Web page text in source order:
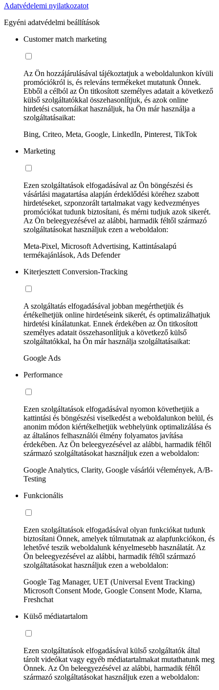
Adatvédelemi nyilatkozatot
Egyéni adatvédelmi beállítások
Customer match marketing
Az Ön hozzájárulásával tájékoztatjuk a weboldalunkon kívüli
promóciókról is, és releváns termékeket mutatunk Önnek.
Ebből a célból az Ön titkosított személyes adatait a következő
külső szolgáltatókkal összehasonlítjuk, és azok online
hirdetési csatornáikat használjuk, ha Ön már használja a
szolgáltatásaikat:
Bing, Criteo, Meta, Google, LinkedIn, Pinterest, TikTok
Marketing
Ezen szolgáltatások elfogadásával az Ön böngészési és
vásárlási magatartása alapján érdeklődési köréhez szabott
hirdetéseket, szponzorált tartalmakat vagy kedvezményes
promóciókat tudunk biztosítani, és mérni tudjuk azok sikerét.
Az Ön beleegyezésével az alábbi, harmadik féltől származó
szolgáltatásokat használjuk ezen a weboldalon:
Meta-Pixel, Microsoft Advertising, Kattintásalapú
termékajánlások, Ads Defender
Kiterjesztett Conversion-Tracking
A szolgáltatás elfogadásával jobban megérthetjük és
értékelhetjük online hirdetéseink sikerét, és optimalizálhatjuk
hirdetési kínálatunkat. Ennek érdekében az Ön titkosított
személyes adatait összehasonlítjuk a következő külső
szolgáltatókkal, ha Ön már használja szolgáltatásaikat:
Google Ads
Performance
Ezen szolgáltatások elfogadásával nyomon követhetjük a
kattintási és böngészési viselkedést a weboldalunkon belül, és
anonim módon kiértékelhetjük webhelyünk optimalizálása és
az általános felhasználói élmény folyamatos javítása
érdekében. Az Ön beleegyezésével az alábbi, harmadik féltől
származó szolgáltatásokat használjuk ezen a weboldalon:
Google Analytics, Clarity, Google vásárlói vélemények, A/B-
Testing
Funkcionális
Ezen szolgáltatások elfogadásával olyan funkciókat tudunk
biztosítani Önnek, amelyek túlmutatnak az alapfunkciókon, és
lehetővé teszik weboldalunk kényelmesebb használatát. Az
Ön beleegyezésével az alábbi, harmadik féltől származó
szolgáltatásokat használjuk ezen a weboldalon:
Google Tag Manager, UET (Universal Event Tracking)
Microsoft Consent Mode, Google Consent Mode, Klarna,
Freshchat
Külső médiatartalom
Ezen szolgáltatások elfogadásával külső szolgáltatók által
tárolt videókat vagy egyéb médiatartalmakat mutathatunk meg
Önnek. Az Ön beleegyezésével az alábbi, harmadik féltől
származó szolgáltatásokat használjuk ezen a weboldalon: